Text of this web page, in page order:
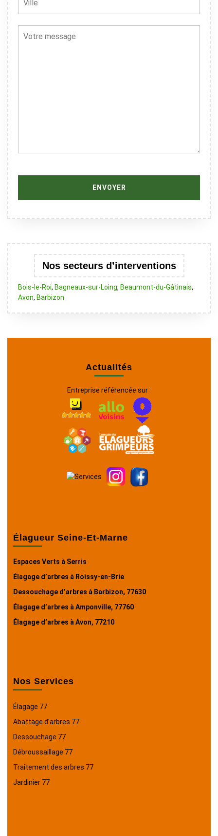
Nos secteurs d’interventions
Bois-le-Roi, Bagneaux-sur-Loing, Beaumont-du-Gâtinais,
Avon, Barbizon
Actualités
Entreprise référencée sur :
Élagueur Seine-Et-Marne
Espaces Verts à Serris
Élagage d’arbres à Roissy-en-Brie
Dessouchage d’arbres à Barbizon, 77630
Élagage d’arbres à Amponville, 77760
Élagage d’arbres à Avon, 77210
Nos Services
Élagage 77
Abattage d’arbres 77
Dessouchage 77
Débroussaillage 77
Traitement des arbres 77
Jardinier 77